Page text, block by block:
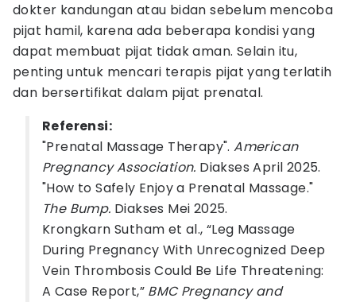
dokter kandungan atau bidan sebelum mencoba
pijat hamil, karena ada beberapa kondisi yang
dapat membuat pijat tidak aman. Selain itu,
penting untuk mencari terapis pijat yang terlatih
dan bersertifikat dalam pijat prenatal.
Referensi:
"Prenatal Massage Therapy".American
Pregnancy Association. Diakses April 2025.
"How to Safely Enjoy a Prenatal Massage."
The Bump. Diakses Mei 2025.
Krongkarn Sutham et al., “Leg Massage
During Pregnancy With Unrecognized Deep
Vein Thrombosis Could Be Life Threatening:
A Case Report,” BMC Pregnancy and